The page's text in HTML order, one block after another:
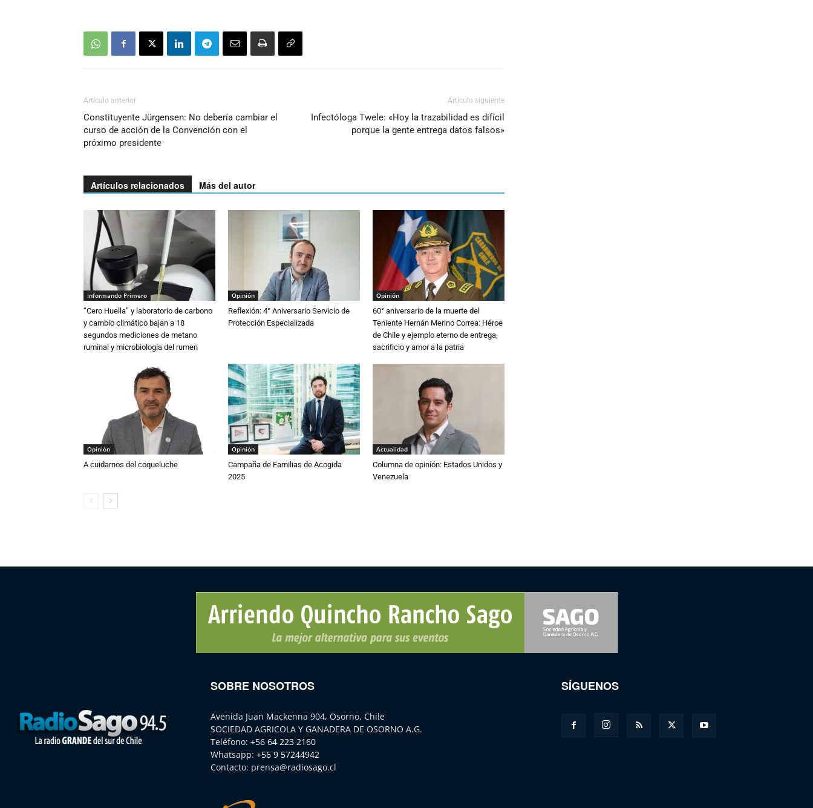
Artículo anterior
Constituyente Jürgensen: No debería cambiar el
curso de acción de la Convención con el
próximo presidente
Artículo siguiente
Infectóloga Twele: «Hoy la trazabilidad es difícil
porque la gente entrega datos falsos»
Artículos relacionados Más del autor
Informando Primero
“Cero Huella” y laboratorio de carbono
y cambio climático bajan a 18
segundos mediciones de metano
ruminal y microbiología del rumen
Opinión
Reflexión: 4° Aniversario Servicio de
Protección Especializada
Opinión
60° aniversario de la muerte del
Teniente Hernán Merino Correa: Héroe
de Chile y ejemplo eterno de entrega,
sacrificio y amor a la patria
Opinión
A cuidarnos del coqueluche
Opinión
Campaña de Familias de Acogida
2025
Actualidad
Columna de opinión: Estados Unidos y
Venezuela
SOBRE NOSOTROS
Avenida Juan Mackenna 904, Osorno, Chile
SOCIEDAD AGRICOLA Y GANADERA DE OSORNO A.G.
Teléfono: +56 64 223 2160
Whatsapp: +56 9 57244942
Contacto: prensa@radiosago.cl
SÍGUENOS